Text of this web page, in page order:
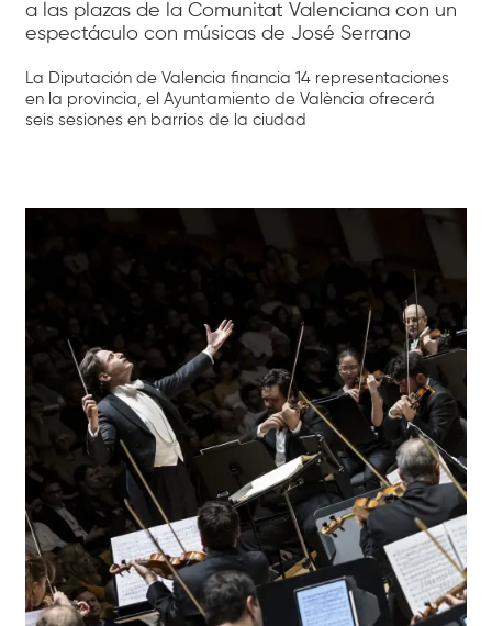
a las plazas de la Comunitat Valenciana con un
espectáculo con músicas de José Serrano
La Diputación de Valencia financia 14 representaciones
en la provincia, el Ayuntamiento de València ofrecerá
seis sesiones en barrios de la ciudad